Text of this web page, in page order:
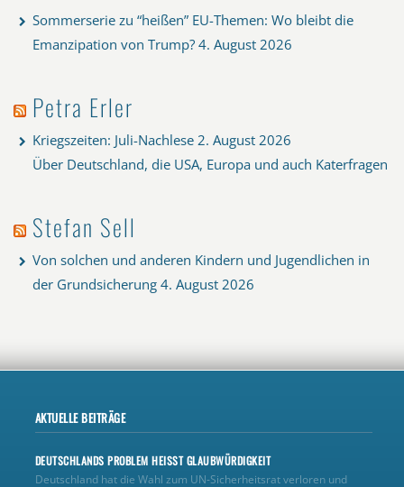
Sommerserie zu “heißen” EU-Themen: Wo bleibt die
Emanzipation von Trump? 4. August 2026
Petra Erler
Kriegszeiten: Juli-Nachlese 2. August 2026
Über Deutschland, die USA, Europa und auch Katerfragen
Stefan Sell
Von solchen und anderen Kindern und Jugendlichen in
der Grundsicherung 4. August 2026
AKTUELLE BEITRÄGE
DEUTSCHLANDS PROBLEM HEISST GLAUBWÜRDIGKEIT
Deutschland hat die Wahl zum UN‑Sicherheitsrat verloren und